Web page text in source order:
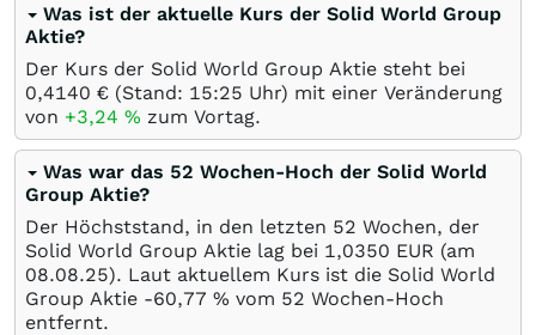
Was ist der aktuelle Kurs der Solid World Group
Aktie?
Der Kurs der Solid World Group Aktie steht bei
0,4140 € (Stand: 15:25 Uhr) mit einer Veränderung
von +3,24 % zum Vortag.
Was war das 52 Wochen-Hoch der Solid World
Group Aktie?
Der Höchststand, in den letzten 52 Wochen, der
Solid World Group Aktie lag bei 1,0350 EUR (am
08.08.25). Laut aktuellem Kurs ist die Solid World
Group Aktie -60,77 % vom 52 Wochen-Hoch
entfernt.